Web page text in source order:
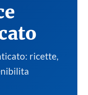
ricette,